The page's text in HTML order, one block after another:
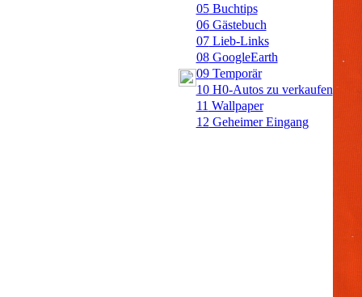
05Buchtips
06Gästebuch
07Lieb-Links
08GoogleEarth
09Temporär
10H0-Autos zu verkaufen
11 Wallpaper
12 Geheimer Eingang